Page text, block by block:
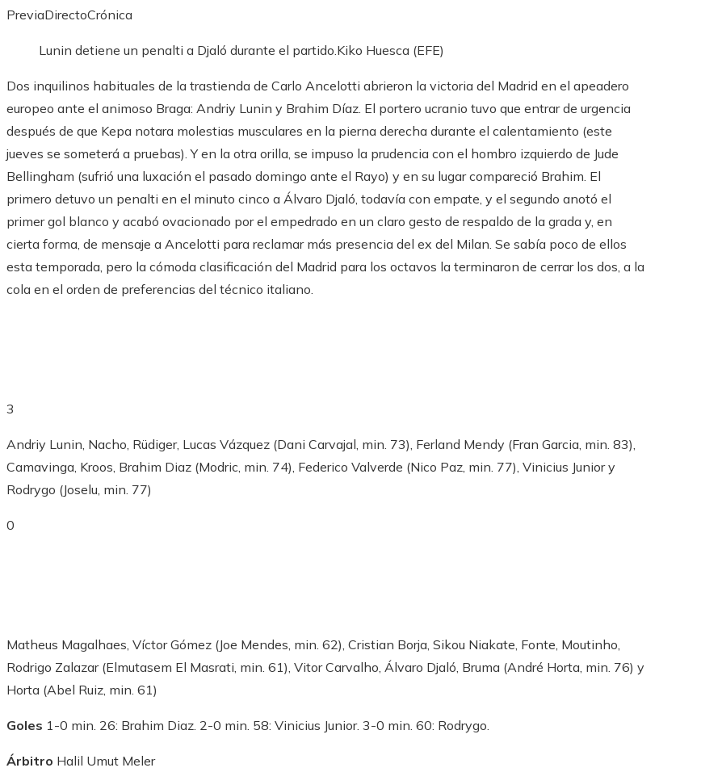
PreviaDirectoCrónica
Lunin detiene un penalti a Djaló durante el partido.Kiko Huesca (EFE)
Dos inquilinos habituales de la trastienda de Carlo Ancelotti abrieron la victoria del Madrid en el apeadero
europeo ante el animoso Braga: Andriy Lunin y Brahim Díaz. El portero ucranio tuvo que entrar de urgencia
después de que Kepa notara molestias musculares en la pierna derecha durante el calentamiento (este
jueves se someterá a pruebas). Y en la otra orilla, se impuso la prudencia con el hombro izquierdo de Jude
Bellingham (sufrió una luxación el pasado domingo ante el Rayo) y en su lugar compareció Brahim. El
primero detuvo un penalti en el minuto cinco a Álvaro Djaló, todavía con empate, y el segundo anotó el
primer gol blanco y acabó ovacionado por el empedrado en un claro gesto de respaldo de la grada y, en
cierta forma, de mensaje a Ancelotti para reclamar más presencia del ex del Milan. Se sabía poco de ellos
esta temporada, pero la cómoda clasificación del Madrid para los octavos la terminaron de cerrar los dos, a la
cola en el orden de preferencias del técnico italiano.
3
Andriy Lunin, Nacho, Rüdiger, Lucas Vázquez (Dani Carvajal, min. 73), Ferland Mendy (Fran Garcia, min. 83),
Camavinga, Kroos, Brahim Diaz (Modric, min. 74), Federico Valverde (Nico Paz, min. 77), Vinicius Junior y
Rodrygo (Joselu, min. 77)
0
Matheus Magalhaes, Víctor Gómez (Joe Mendes, min. 62), Cristian Borja, Sikou Niakate, Fonte, Moutinho,
Rodrigo Zalazar (Elmutasem El Masrati, min. 61), Vitor Carvalho, Álvaro Djaló, Bruma (André Horta, min. 76) y
Horta (Abel Ruiz, min. 61)
Goles 1-0 min. 26: Brahim Diaz. 2-0 min. 58: Vinicius Junior. 3-0 min. 60: Rodrygo.
Árbitro Halil Umut Meler